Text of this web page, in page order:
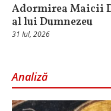
Adormirea Maicii
al lui Dumnezeu
31 Iul, 2026
Analiză